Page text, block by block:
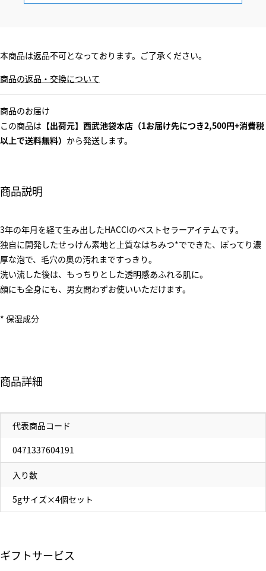
本商品は返品不可となっております。ご了承ください。
商品の返品・交換について
商品のお届け
この商品は 【出荷元】西武池袋本店（1お届け先につき2,500円+消費税
以上で送料無料） から発送します。
商品説明
3年の年月を経て生み出したHACCIのベストセラーアイテムです。
独自に開発したせっけん素地と上質なはちみつ*でできた、ぽってり濃
厚な泡で、毛穴の奥の汚れまですっきり。
洗い流した後は、もっちりとした透明感あふれる肌に。
顔にも全身にも、男女問わずお使いいただけます。
* 保湿成分
商品詳細
代表商品コード
0471337604191
入り数
5gサイズ×4個セット
ギフトサービス